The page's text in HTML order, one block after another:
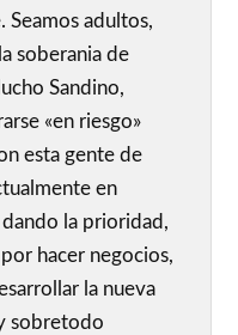
Seamos adultos,
soberania de
Sandino,
«en riesgo»
esta gente de
en
dando la prioridad,
hacer negocios,
la nueva
sobretodo